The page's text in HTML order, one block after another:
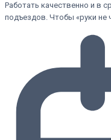
Работать качественно и в
подъездов. Чтобы «руки не